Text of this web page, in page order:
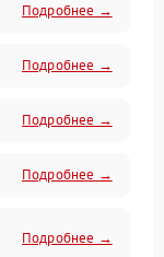
Подробнее →
Подробнее →
Подробнее →
Подробнее →
Подробнее →